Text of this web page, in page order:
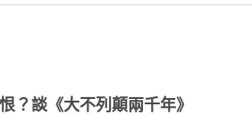
？談《大不列顛兩千年》